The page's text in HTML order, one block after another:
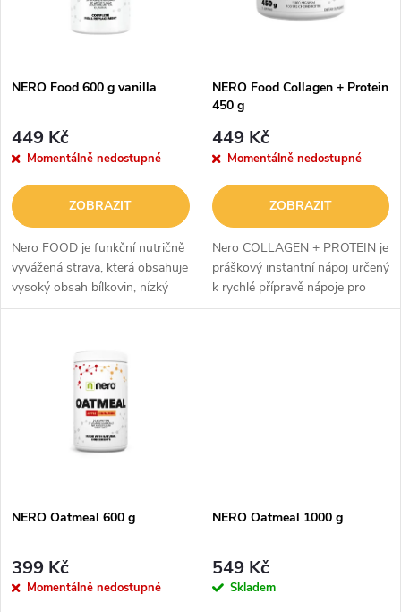
p
r
o
d
u
s
p
r
o
d
u
NERO Food 600 g vanilla
449 Kč
Momentálně nedostupné
ZOBRAZIT
Nero FOOD je funkční nutričně
vyvážená strava, která obsahuje
vysoký obsah bílkovin, nízký
obsah sacharidů a tuků,
NERO Food Collagen + Protein
450 g
449 Kč
Momentálně nedostupné
ZOBRAZIT
Nero COLLAGEN + PROTEIN je
práškový instantní nápoj určený
k rychlé přípravě nápoje pro
výživu pohybového aparátu.
NERO Oatmeal 600 g
399 Kč
Momentálně nedostupné
NERO Oatmeal 1000 g
549 Kč
Skladem